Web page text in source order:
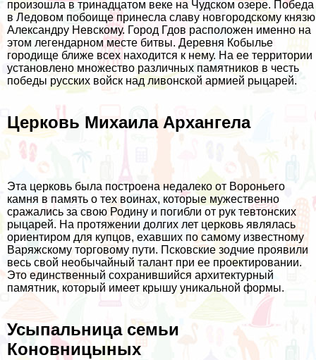
произошла в тринадцатом веке на Чудском озере. Победа
в Ледовом побоище принесла славу новгородскому князю
Александру Невскому. Город Гдов расположен именно на
этом легендарном месте битвы. Деревня Кобылье
городище ближе всех находится к нему. На ее территории
установлено множество различных памятников в честь
победы русских войск над ливонской армией рыцарей.
Церковь Михаила Архангела
Эта церковь была построена недалеко от Вороньего
камня в память о тех воинах, которые мужественно
сражались за свою Родину и погибли от рук тевтонских
рыцарей. На протяжении долгих лет церковь являлась
ориентиром для купцов, ехавших по самому известному
Варяжскому торговому пути. Псковские зодчие проявили
весь свой необычайный талант при ее проектировании.
Это единственный сохранившийся архитектурный
памятник, который имеет крышу уникальной формы.
Усыпальница семьи
Коновницыных